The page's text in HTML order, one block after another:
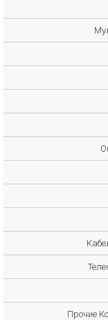
Прочие